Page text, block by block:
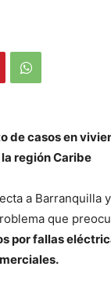
de casos en
región Caribe
a Barranquilla
que
por fallas